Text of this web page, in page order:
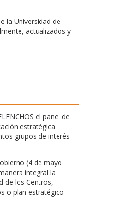
la Universidad de
actualizados y
el panel de
estratégica
grupos de interés
(4 de mayo
integral la
de los Centros,
o plan estratégico